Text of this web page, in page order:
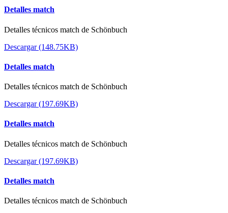
Detalles match
Detalles técnicos match de Schönbuch
Descargar (148.75KB)
Detalles match
Detalles técnicos match de Schönbuch
Descargar (197.69KB)
Detalles match
Detalles técnicos match de Schönbuch
Descargar (197.69KB)
Detalles match
Detalles técnicos match de Schönbuch